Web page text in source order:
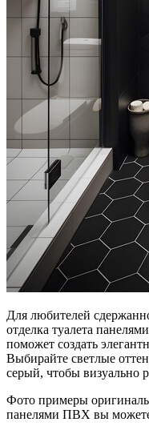
Для любителей
отделка туалета
поможет создать
Выбирайте светлые
серый, чтобы визуально
Фото примеры
панелями ПВХ вы